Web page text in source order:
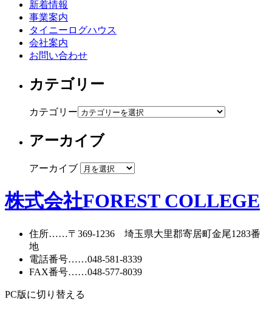
新着情報
事業案内
タイニーログハウス
会社案内
お問い合わせ
カテゴリー
カテゴリー
アーカイブ
アーカイブ
株式会社FOREST COLLEGE
住所……〒369-1236 埼玉県大里郡寄居町金尾1283番
地
電話番号……048-581-8339
FAX番号……048-577-8039
PC版に切り替える